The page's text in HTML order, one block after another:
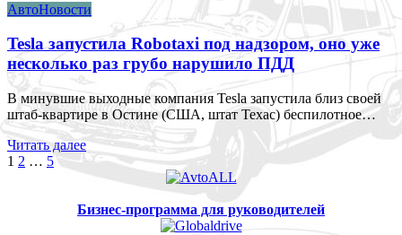
АвтоНовости
Tesla запустила Robotaxi под надзором, оно уже
несколько раз грубо нарушило ПДД
В минувшие выходные компания Tesla запустила близ своей
штаб-квартире в Остине (США, штат Техас) беспилотное…
Читать далее
Пагинация
1 2 … 5
Бизнес-программа для руководителей